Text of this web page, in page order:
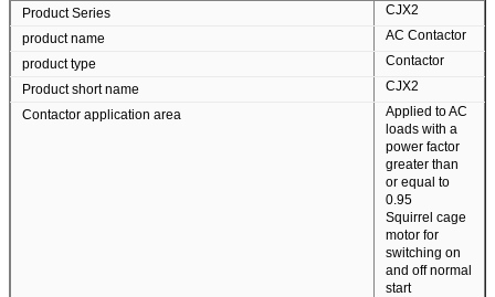
Product Series
CJX2
product name
AC Contactor
product type
Contactor
Product short name
CJX2
Contactor application area
Applied to AC
loads with a
power factor
greater than
or equal to
0.95
Squirrel cage
motor for
switching on
and off normal
start